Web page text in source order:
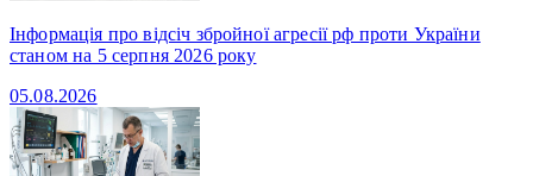
Інформація про відсіч збройної агресії рф проти України
станом на 5 серпня 2026 року
05.08.2026